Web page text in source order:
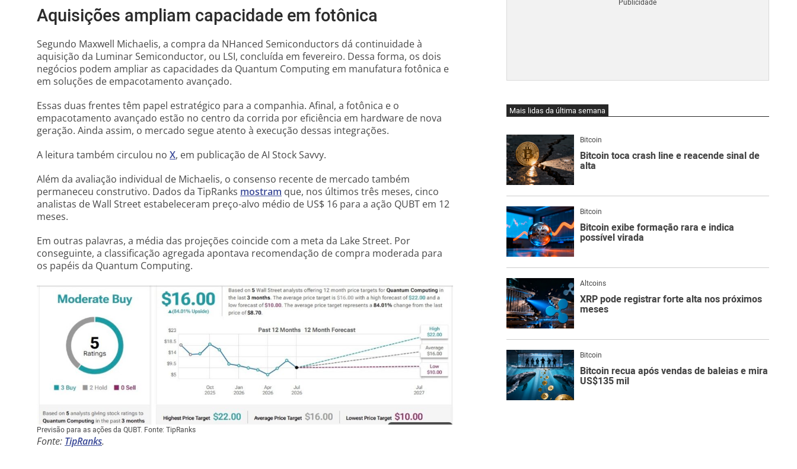
Aquisições ampliam capacidade em fotônica
Segundo Maxwell Michaelis, a compra da NHanced Semiconductors dá continuidade à
aquisição da Luminar Semiconductor, ou LSI, concluída em fevereiro. Dessa forma, os dois
negócios podem ampliar as capacidades da Quantum Computing em manufatura fotônica e
em soluções de empacotamento avançado.
Essas duas frentes têm papel estratégico para a companhia. Afinal, a fotônica e o
empacotamento avançado estão no centro da corrida por eficiência em hardware de nova
geração. Ainda assim, o mercado segue atento à execução dessas integrações.
A leitura também circulou no X, em publicação de AI Stock Savvy.
Além da avaliação individual de Michaelis, o consenso recente de mercado também
permaneceu construtivo. Dados da TipRanks mostram que, nos últimos três meses, cinco
analistas de Wall Street estabeleceram preço-alvo médio de US$ 16 para a ação QUBT em 12
meses.
Em outras palavras, a média das projeções coincide com a meta da Lake Street. Por
conseguinte, a classificação agregada apontava recomendação de compra moderada para
os papéis da Quantum Computing.
Previsão para as ações da QUBT. Fonte: TipRanks
Fonte: TipRanks.
Mais lidas da última semana
Bitcoin
Bitcoin toca crash line e reacende sinal de
alta
Bitcoin
Bitcoin exibe formação rara e indica
possível virada
Altcoins
XRP pode registrar forte alta nos próximos
meses
Bitcoin
Bitcoin recua após vendas de baleias e mira
US$135 mil